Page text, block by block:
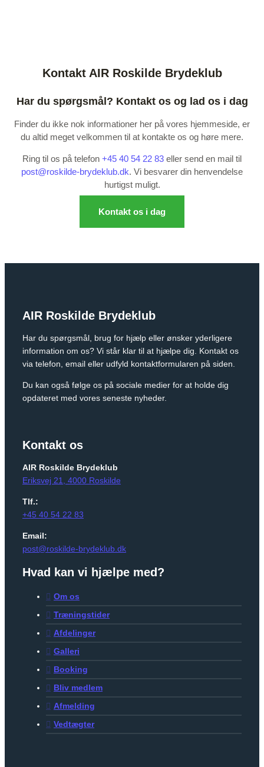
Kontakt AIR Roskilde Brydeklub
Har du spørgsmål? Kontakt os og lad os i dag
Finder du ikke nok informationer her på vores hjemmeside, er
du altid meget velkommen til at kontakte os og høre mere.
Ring til os på telefon +45 40 54 22 83 eller send en mail til
post@roskilde-brydeklub.dk. Vi besvarer din henvendelse
hurtigst muligt.
Kontakt os i dag
AIR Roskilde Brydeklub
Har du spørgsmål, brug for hjælp eller ønsker yderligere
information om os? Vi står klar til at hjælpe dig. Kontakt os
via telefon, email eller udfyld kontaktformularen på siden.
Du kan også følge os på sociale medier for at holde dig
opdateret med vores seneste nyheder.
Kontakt os
AIR Roskilde Brydeklub
Eriksvej 21, 4000 Roskilde
Tlf.:
+45 40 54 22 83
Email:
post@roskilde-brydeklub.dk
Hvad kan vi hjælpe med?
Om os
Træningstider
Afdelinger
Galleri
Booking
Bliv medlem
Afmelding
Vedtægter